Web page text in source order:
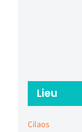
Lieu
Cilaos